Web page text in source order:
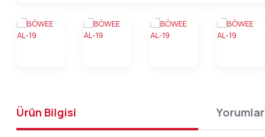
Ürün Bilgisi Yorumlar